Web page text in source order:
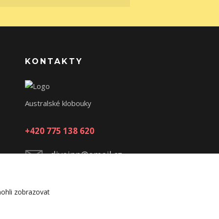
KONTAKTY
Australské klobouky
+420 775 138 620
diveinn@email.cz
zobrazovat